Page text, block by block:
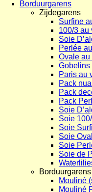
Borduurgarens
Zijdegarens
Surfine
100/3 au
Soie
Perlée
Ovale au
Gobelins
Paris au
Pack
Pack
Pack
Soie
Soie
Soie
Soie
Soie
Soie de
Borduurgarens
Mouliné
Mouliné